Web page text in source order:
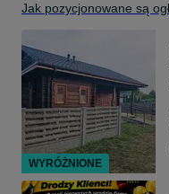
Jak pozycjonowane są
WYRÓŻNIONE